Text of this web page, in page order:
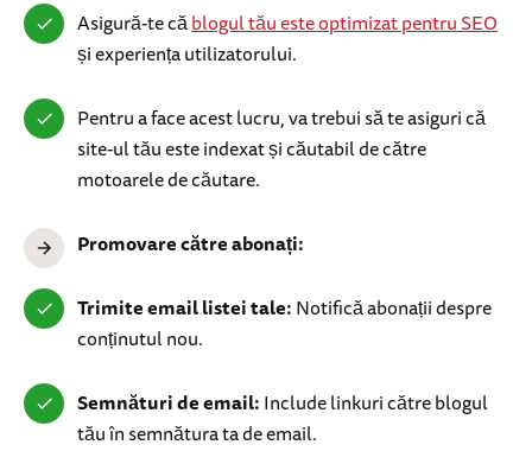
Asigură-te căblogul tău este optimizat pentru SEO
și experiența utilizatorului.
Pentru a face acest lucru, va trebui să te asiguri că
site-ul tău este indexat și căutabil de către
motoarele de căutare.
Promovare către abonați:
Trimite email listei tale:Notifică abonații despre
conținutul nou.
Semnături de email:Include linkuri către blogul
tău în semnătura ta de email.